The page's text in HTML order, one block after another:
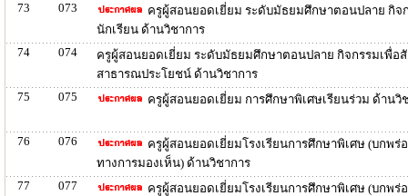
73
073
ครูผู้สอนยอดเยี่ยม ระดับมัธยมศึกษาตอนปลาย กิจ
นักเรียน ด้านวิชาการ
74
074
ครูผู้สอนยอดเยี่ยม ระดับมัธยมศึกษาตอนปลาย กิจกรรมเพื่อ
สาธารณประโยชน์ ด้านวิชาการ
75
075 ครูผู้สอนยอดเยี่ยม การศึกษาพิเศษเรียนร่วม ด้านวิ
76 076
ครูผู้สอนยอดเยี่ยมโรงเรียนการศึกษาพิเศษ (บกพร่
ทางการมองเห็น) ด้านวิชาการ
77
077
ครูผู้สอนยอดเยี่ยมโรงเรียนการศึกษาพิเศษ (บกพร่